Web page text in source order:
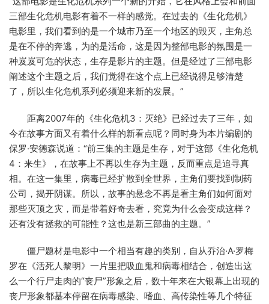
三部生化危机电影有着不一样的感觉。在过去的《生化危机》
电影里，我们看到的是一个城市乃至一个地区的毁灭，主角总
是在不停的奔逃，为的是活命，这是因为整部电影的氛围是一
种岌岌可危的状态，生存是影片的主题。但是经过了三部电影
阐述这个主题之后，我们觉得在这个点上已经说得足够清楚
了，所以生化危机系列必须迎来新的发展。”
距离2007年的《生化危机3：灭绝》已经过去了三年，如
今在故事方面又有着什么样的新看点呢？同时身为本片编剧的
保罗·安德森说道：“前三集的主题是生存，对于这部《生化危机
4：来生》，在故事上不再以生存为主题，反而重点是追寻真
相。在这一集里，病毒已经扩散到全世界，主角们要找到制药
公司，揭开阴谋。所以，故事的悬念不再是看主角们如何面对
那些灭顶之灾，而是带着好奇去看，究竟为什么会变成这样？
还有没有拯救的可能性？这也是新三部曲的主题。”
僵尸题材是电影中一个相当有趣的类别，自从乔治·A·罗梅
罗在《活死人黎明》一片里把吸血鬼和病毒相结合，创造出这
么一个行尸走肉的“丧尸”形象之后，数十年来在大银幕上出现的
丧尸形象都基本停留在病毒感染、嗜血、高传染性等几个特征